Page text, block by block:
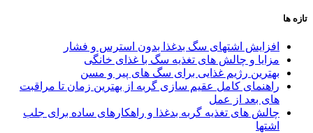
تازه ها
افزایش اشتهای سگ بدغذا بدون استرس و فشار
مزایا و چالش‌ های تغذیه سگ با غذای خانگی
بهترین رژیم غذایی برای سگ‌ های پیر و مسن
راهنمای کامل عقیم سازی گربه از بهترین زمان تا مراقبت‌
های بعد از عمل
چالش‌ های تغذیه گربه بدغذا و راهکارهای ساده برای جلب
اشتها